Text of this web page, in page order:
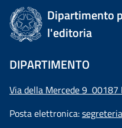
Dipartimento
l'editoria
DIPARTIMENTO
Via della Mercede 9 00187
Posta elettronica: